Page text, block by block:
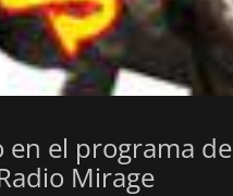
en el programa de
Mirage